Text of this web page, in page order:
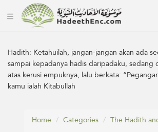
Hadith: Ketahuilah, jangan-jangan akan ada
sampai kepadanya hadis daripadaku, sedang
atas kerusi empuknya, lalu berkata:
kamu ialah Kitabullah
Home Categories The Hadith